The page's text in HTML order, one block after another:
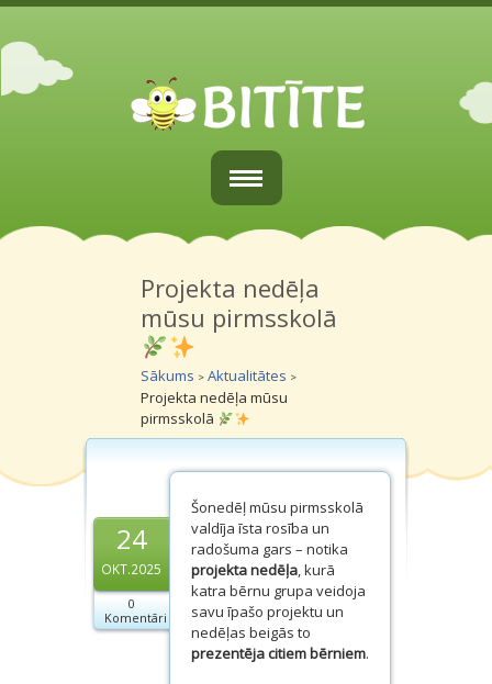
Sākums
Par mums
Vecākiem
Grupiņas
Galerijas
Kontakti
Dokumenti
Projekti
Projekta nedēļa
mūsu pirmsskolā
Sākums > Aktualitātes >
Projekta nedēļa mūsu
pirmsskolā
24
OKT.2025
0
Komentāri
Šonedēļ mūsu pirmsskolā
valdīja īsta rosība un
radošuma gars – notika
projekta nedēļa, kurā
katra bērnu grupa veidoja
savu īpašo projektu un
nedēļas beigās to
prezentēja citiem bērniem.